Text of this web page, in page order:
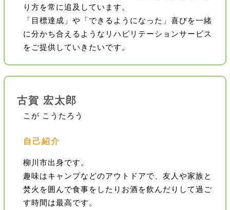
り方を常に追及しています。
「目標達成」や「できるようになった」喜びを一緒
に分かち合えるようなリハビリテーションサービス
をご提供していきたいです。
古賀 宏太郎
こが こうたろう
自己紹介
柳川市出身です。
趣味はキャンプなどのアウトドアで、友人や家族と
焚火を囲んで食事をしたりお酒を飲んだりして過ご
す時間は最高です。